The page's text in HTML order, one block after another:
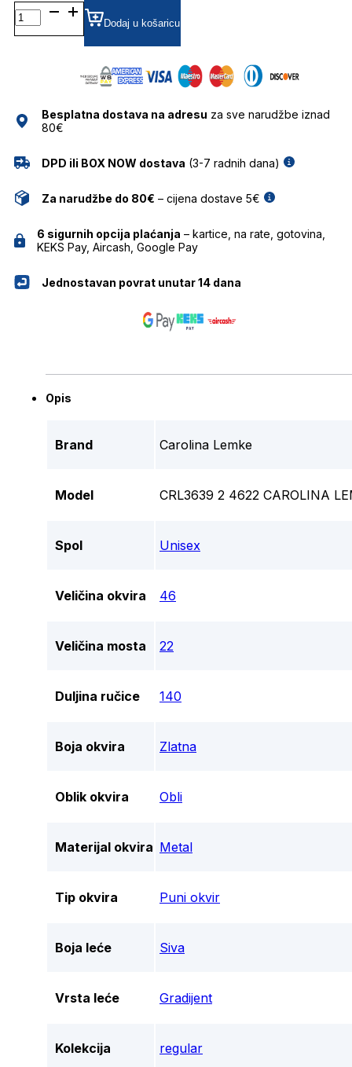
CRL3639
GRADIJENT SUNČANE
NAOČALE
Dodaj u košaricu
Besplatna dostava na adresu za sve narudžbe iznad
80€
DPD ili BOX NOW dostava (3-7 radnih dana)
Za narudžbe do 80€ – cijena dostave 5€
6 sigurnih opcija plaćanja – kartice, na rate, gotovina,
KEKS Pay, Aircash, Google Pay
Jednostavan povrat unutar 14 dana
Opis
Brand Carolina Lemke
Model CRL3639 2 4622 CAROLINA
Spol Unisex
Veličina okvira 46
Veličina mosta 22
Duljina ručice 140
Boja okvira Zlatna
Oblik okvira Obli
Materijal okvira Metal
Tip okvira Puni okvir
Boja leće Siva
Vrsta leće Gradijent
Kolekcija regular